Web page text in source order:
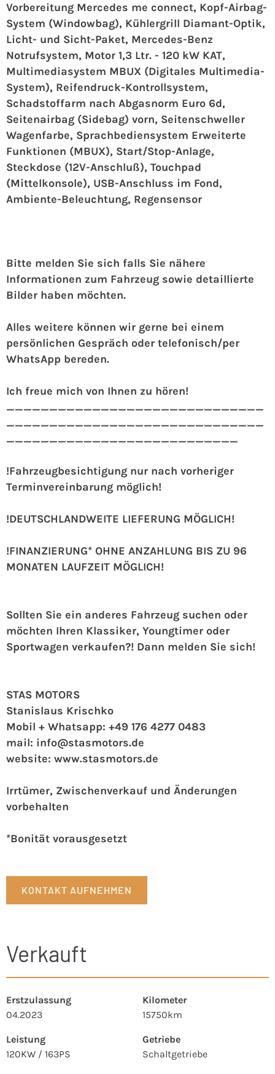
Vorbereitung Mercedes me connect, Kopf-Airbag-
System (Windowbag), Kühlergrill Diamant-Optik,
Licht- und Sicht-Paket, Mercedes-Benz
Notrufsystem, Motor 1,3 Ltr. - 120 kW KAT,
Multimediasystem MBUX (Digitales Multimedia-
System), Reifendruck-Kontrollsystem,
Schadstoffarm nach Abgasnorm Euro 6d,
Seitenairbag (Sidebag) vorn, Seitenschweller
Wagenfarbe, Sprachbediensystem Erweiterte
Funktionen (MBUX), Start/Stop-Anlage,
Steckdose (12V-Anschluß), Touchpad
(Mittelkonsole), USB-Anschluss im Fond,
Ambiente-Beleuchtung, Regensensor
Bitte melden Sie sich falls Sie nähere
Informationen zum Fahrzeug sowie detaillierte
Bilder haben möchten.
Alles weitere können wir gerne bei einem
persönlichen Gespräch oder telefonisch/per
WhatsApp bereden.
Ich freue mich von Ihnen zu hören!
______________________________
______________________________
___________________________
!Fahrzeugbesichtigung nur nach vorheriger
Terminvereinbarung möglich!
!DEUTSCHLANDWEITE LIEFERUNG MÖGLICH!
!FINANZIERUNG* OHNE ANZAHLUNG BIS ZU 96
MONATEN LAUFZEIT MÖGLICH!
Sollten Sie ein anderes Fahrzeug suchen oder
möchten Ihren Klassiker, Youngtimer oder
Sportwagen verkaufen?! Dann melden Sie sich!
STAS MOTORS
Stanislaus Krischko
Mobil + Whatsapp: +49 176 4277 0483
mail: info@stasmotors.de
website: www.stasmotors.de
Irrtümer, Zwischenverkauf und Änderungen
vorbehalten
*Bonität vorausgesetzt
KONTAKT AUFNEHMEN
Verkauft
Erstzulassung
04.2023
Kilometer
15750km
Leistung
120KW / 163PS
Getriebe
Schaltgetriebe